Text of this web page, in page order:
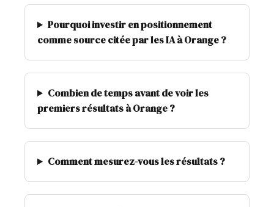
Pourquoi investir en positionnement
comme source citée par les IA à Orange ?
Combien de temps avant de voir les
premiers résultats à Orange ?
Comment mesurez-vous les résultats ?